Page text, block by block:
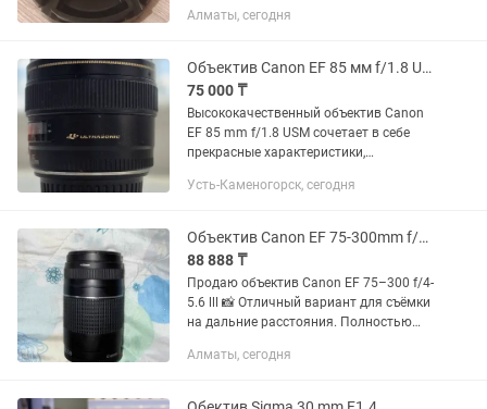
Алматы, сегодня
Объектив Canon EF 85 мм f/1.8 USM
75 000 ₸
Высококачественный объектив Canon
EF 85 mm f/1.8 USM сочетает в себе
прекрасные характеристики,
формировать изображения
сравнительно невысокую для...
Усть-Каменогорск, сегодня
Объектив Canon EF 75-300mm f/4-5.6 lll
88 888 ₸
Продаю объектив Canon EF 75–300 f/4-
5.6 lll 📸 Отличный вариант для съёмки
на дальние расстояния. Полностью
нареканий. Есть небольшой внешний
Алматы, сегодня